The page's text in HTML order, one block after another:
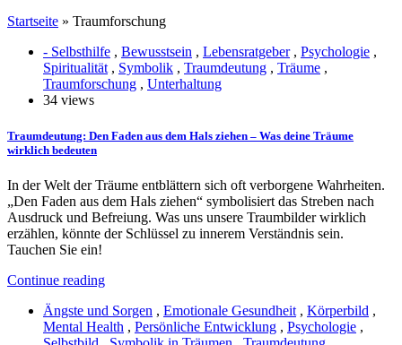
Startseite » Traumforschung
- Selbsthilfe , Bewusstsein , Lebensratgeber, Psychologie ,
Spiritualität, Symbolik , Traumdeutung , Träume ,
Traumforschung , Unterhaltung
34 views
Traumdeutung: Den Faden aus dem Hals ziehen – Was deine Träume
wirklich bedeuten
In der Welt der Träume entblättern sich oft verborgene Wahrheiten.
„Den Faden aus dem Hals ziehen“ symbolisiert das Streben nach
Ausdruck und Befreiung. Was uns unsere Traumbilder wirklich
erzählen, könnte der Schlüssel zu innerem Verständnis sein.
Tauchen Sie ein!
Continue reading
Ängste und Sorgen , Emotionale Gesundheit , Körperbild ,
Mental Health , Persönliche Entwicklung , Psychologie ,